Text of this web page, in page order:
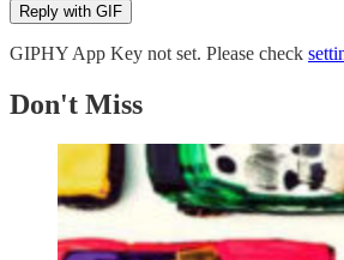
Reply with GIF
GIPHY App Key not set. Please check
Don't Miss